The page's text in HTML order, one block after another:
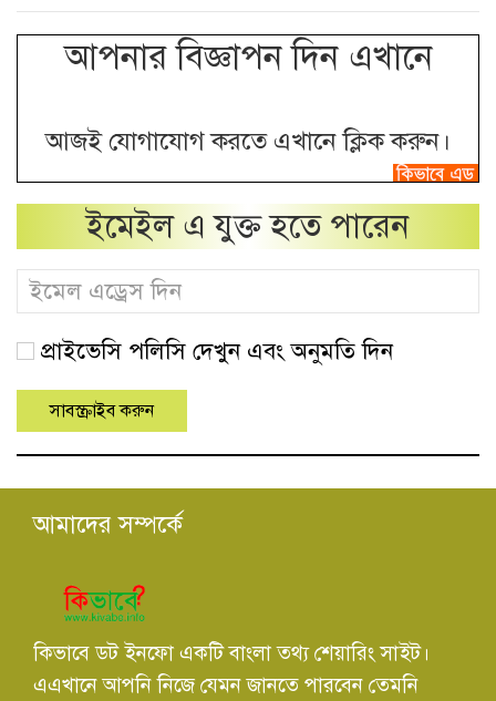
আপনার বিজ্ঞাপন দিন এখানে
আজই যোগাযোগ করতে এখানে ক্লিক করুন।
ইমেইল এ যুক্ত হতে পারেন
প্রাইভেসি পলিসি দেখুন এবং অনুমতি দিন
আমাদের সম্পর্কে
কিভাবে ডট ইনফো একটি বাংলা তথ্য শেয়ারিং সাইট।
এএখানে আপনি নিজে যেমন জানতে পারবেন তেমনি